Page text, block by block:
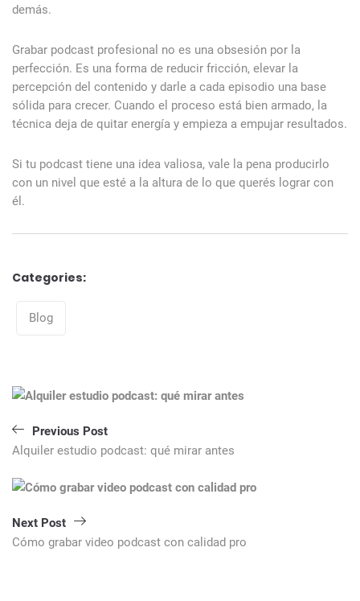
demás.
Grabar podcast profesional no es una obsesión por la
perfección. Es una forma de reducir fricción, elevar la
percepción del contenido y darle a cada episodio una base
sólida para crecer. Cuando el proceso está bien armado, la
técnica deja de quitar energía y empieza a empujar resultados.
Si tu podcast tiene una idea valiosa, vale la pena producirlo
con un nivel que esté a la altura de lo que querés lograr con
él.
Categories:
Blog
Navegación
de
entradas
Previous Post
Alquiler estudio podcast: qué mirar antes
Next Post
Cómo grabar video podcast con calidad pro